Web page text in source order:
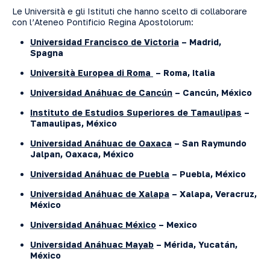
Le Università e gli Istituti che hanno scelto di collaborare
con l’Ateneo Pontificio Regina Apostolorum:
Universidad Francisco de Victoria – Madrid,
Spagna
Università Europea di Roma – Roma, Italia
Universidad Anáhuac de Cancún – Cancún, México
Instituto de Estudios Superiores de Tamaulipas –
Tamaulipas, México
Universidad Anáhuac de Oaxaca – San Raymundo
Jalpan, Oaxaca, México
Universidad Anáhuac de Puebla – Puebla, México
Universidad Anáhuac de Xalapa – Xalapa, Veracruz,
México
Universidad Anáhuac México – Mexico
Universidad Anáhuac Mayab – Mérida, Yucatán,
México